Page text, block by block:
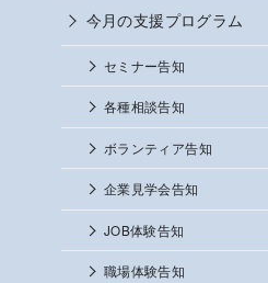
今月の支援プログラム
セミナー告知
各種相談告知
ボランティア告知
企業見学会告知
JOB体験告知
職場体験告知